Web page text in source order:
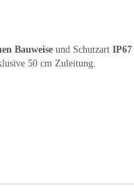
Bauweise und Schutzart IP67
50 cm Zuleitung.